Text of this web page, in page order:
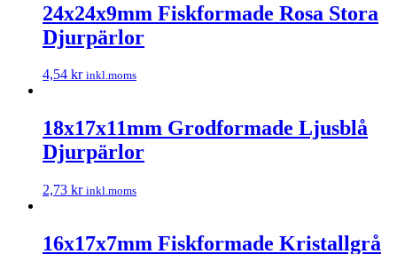
24x24x9mm Fiskformade Rosa Stora
Djurpärlor
4,54 kr inkl.moms
18x17x11mm Grodformade Ljusblå
Djurpärlor
2,73 kr inkl.moms
16x17x7mm Fiskformade Kristallgrå